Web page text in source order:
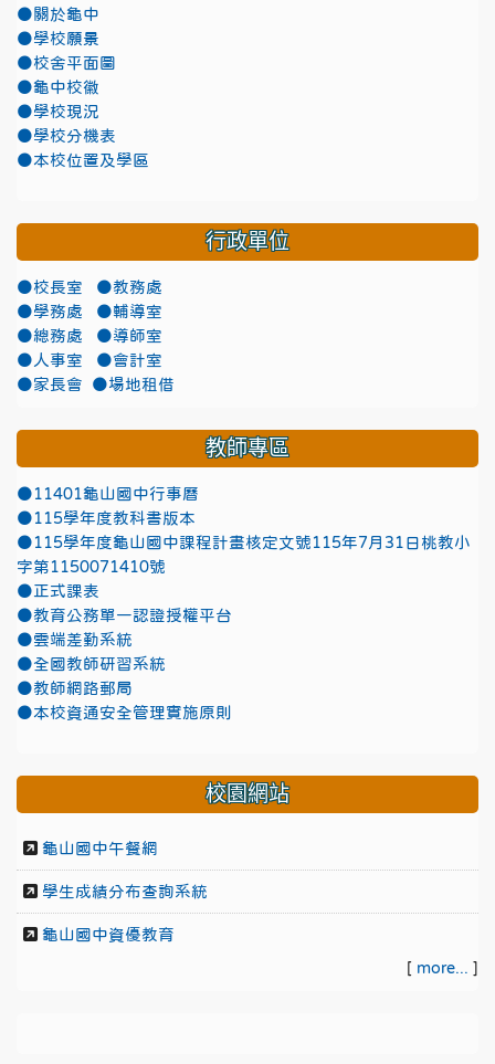
●關於龜中
●學校願景
●校舍平面圖
●龜中校徽
●學校現況
●學校分機表
●本校位置及學區
行政單位
●校長室
●教務處
●學務處
●輔導室
●總務處
●導師室
●人事室
●會計室
●家長會
●場地租借
教師專區
●11401龜山國中行事曆
●115學年度教科書版本
●115學年度龜山國中課程計畫核定文號115年7月31日桃教小
字第1150071410號
●正式課表
●教育公務單一認證授權平台
●雲端差勤系統
●全國教師研習系統
●教師網路郵局
●本校資通安全管理實施原則
校園網站
龜山國中午餐網
學生成績分布查詢系統
龜山國中資優教育
[ more... ]